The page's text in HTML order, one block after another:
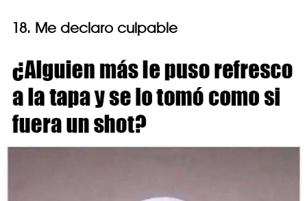
18. Me declaro culpable